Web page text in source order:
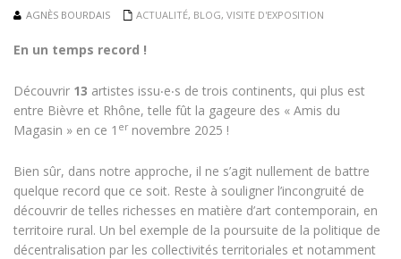
AGNÈS BOURDAIS ACTUALITÉ, BLOG, VISITE D'EXPOSITION
En un temps record !
Découvrir 13 artistes issu‧e‧s de trois continents, qui plus est
entre Bièvre et Rhône, telle fût la gageure des « Amis du
Magasin » en ce 1 ernovembre 2025 !
Bien sûr, dans notre approche, il ne s’agit nullement de battre
quelque record que ce soit. Reste à souligner l’incongruité de
découvrir de telles richesses en matière d’art contemporain, en
territoire rural. Un bel exemple de la poursuite de la politique de
décentralisation par les collectivités territoriales et notamment